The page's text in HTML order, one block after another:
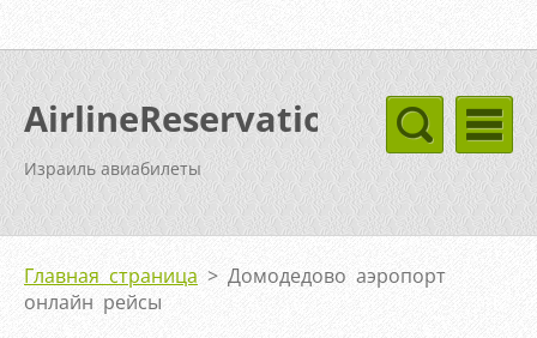
AirlineReservation
Израиль авиабилеты
Главная страница > Домодедово аэропорт
онлайн рейсы